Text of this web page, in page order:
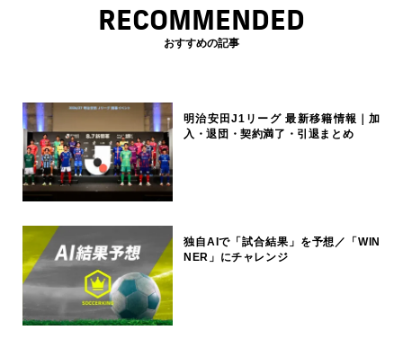
RECOMMENDED
おすすめの記事
明治安田J1リーグ 最新移籍情報｜加
入・退団・契約満了・引退まとめ
独自AIで「試合結果」を予想／「WIN
NER」にチャレンジ